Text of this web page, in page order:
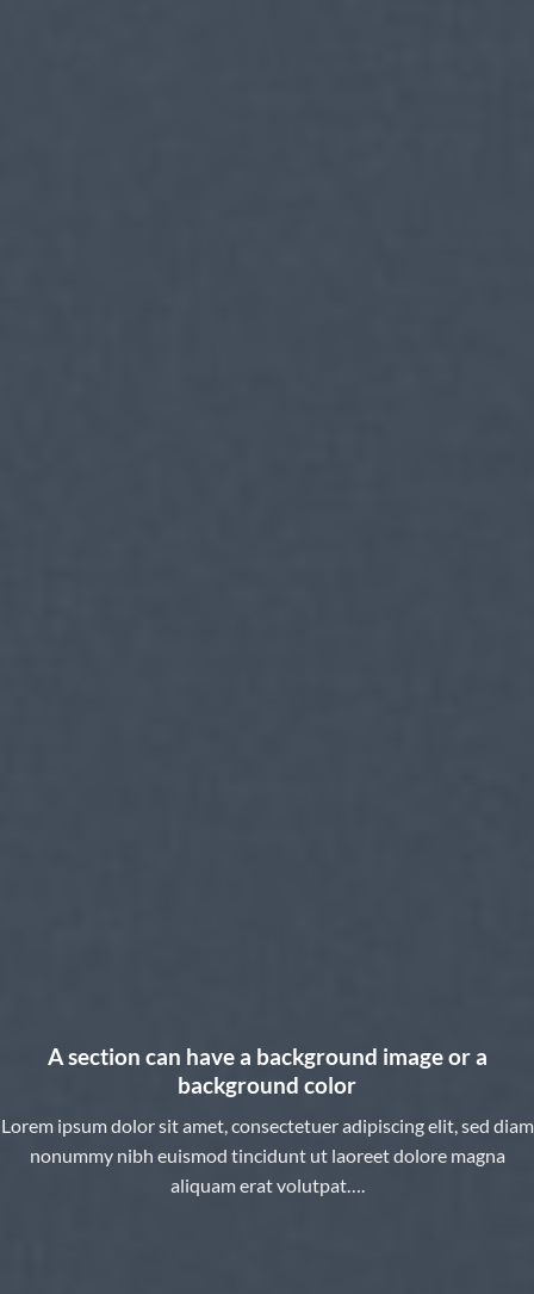
A section can have a background image or a
background color
Lorem ipsum dolor sit amet, consectetuer adipiscing elit, sed diam
nonummy nibh euismod tincidunt ut laoreet dolore magna
aliquam erat volutpat….